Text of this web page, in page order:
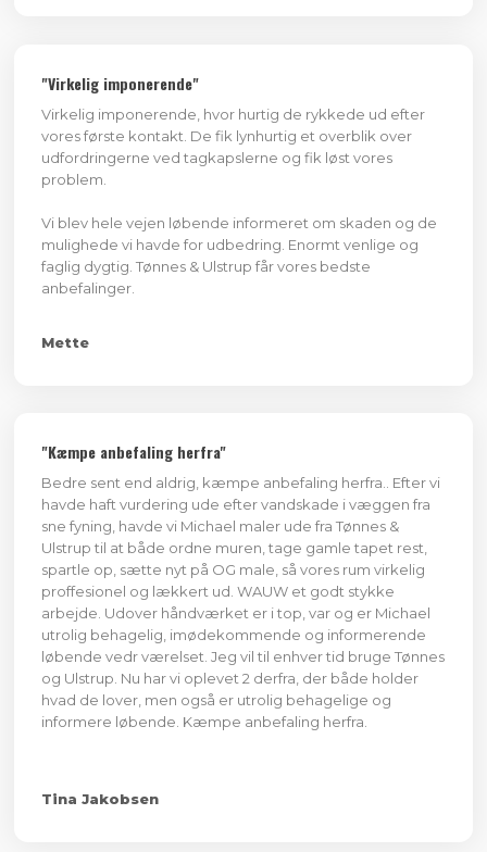
"Virkelig imponerende"
Virkelig imponerende, hvor hurtig de rykkede ud efter
vores første kontakt. De fik lynhurtig et overblik over
udfordringerne ved tagkapslerne og fik løst vores
problem.
Vi blev hele vejen løbende informeret om skaden og de
mulighede vi havde for udbedring. Enormt venlige og
faglig dygtig. Tønnes & Ulstrup får vores bedste
anbefalinger.
Mette
"Kæmpe anbefaling herfra"
Bedre sent end aldrig, kæmpe anbefaling herfra.. Efter vi
havde haft vurdering ude efter vandskade i væggen fra
sne fyning, havde vi Michael maler ude fra Tønnes &
Ulstrup til at både ordne muren, tage gamle tapet rest,
spartle op, sætte nyt på OG male, så vores rum virkelig
proffesionel og lækkert ud. WAUW et godt stykke
arbejde. Udover håndværket er i top, var og er Michael
utrolig behagelig, imødekommende og informerende
løbende vedr værelset. Jeg vil til enhver tid bruge Tønnes
og Ulstrup. Nu har vi oplevet 2 derfra, der både holder
hvad de lover, men også er utrolig behagelige og
informere løbende. Kæmpe anbefaling herfra.
Tina Jakobsen